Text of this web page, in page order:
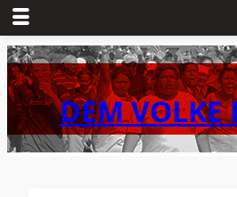
Zum
Inhalt
springenDEM VOLKE